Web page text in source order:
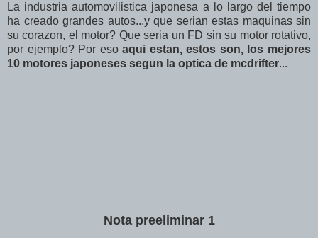
La industria automovilistica japonesa a lo largo del tiempo
ha creado grandes autos...y que serian estas maquinas sin
su corazon, el motor? Que seria un FD sin su motor rotativo,
por ejemplo? Por esoaqui estan, estos son, los mejores
10 motores japoneses segun la optica de mcdrifter...
Nota preeliminar 1